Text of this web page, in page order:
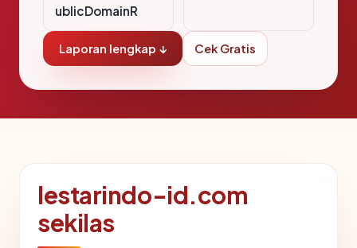
ublicDomainR
Laporan lengkap ↓ Cek Gratis
lestarindo-id.com
sekilas